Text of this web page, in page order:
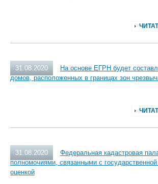
31.08.2020
На основе ЕГРН будет
домов, расположенных в границах зон
31.08.2020
Федеральная кадастровая
полномочиями, связанными с государственной
оценкой